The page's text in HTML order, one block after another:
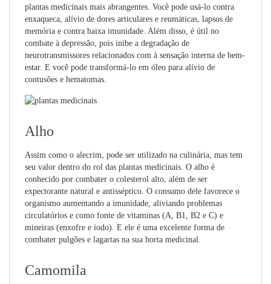
plantas medicinais mais abrangentes. Você pode usá-lo contra
enxaqueca, alívio de dores articulares e reumáticas, lapsos de
memória e contra baixa imunidade. Além disso, é útil no
combate à depressão, pois inibe a degradação de
neurotransmissores relacionados com à sensação interna de bem-
estar. E você pode transformá-lo em óleo para alívio de
contusões e hematomas.
Alho
Assim como o alecrim, pode ser utilizado na culinária, mas tem
seu valor dentro do rol das plantas medicinais. O alho é
conhecido por combater o colesterol alto, além de ser
expectorante natural e antisséptico. O consumo dele favorece o
organismo aumentando a imunidade, aliviando problemas
circulatórios e como fonte de vitaminas (A, B1, B2 e C) e
mineiras (enxofre e iodo). E ele é uma excelente forma de
combater pulgões e lagartas na sua horta medicinal.
Camomila